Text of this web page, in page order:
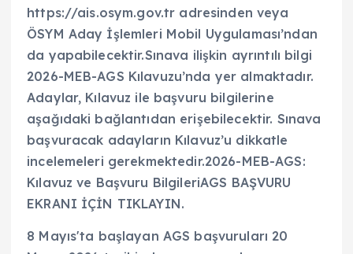
https://ais.osym.gov.tr adresinden veya
ÖSYM Aday İşlemleri Mobil Uygulaması’ndan
da yapabilecektir.Sınava ilişkin ayrıntılı bilgi
2026-MEB-AGS Kılavuzu’nda yer almaktadır.
Adaylar, Kılavuz ile başvuru bilgilerine
aşağıdaki bağlantıdan erişebilecektir. Sınava
başvuracak adayların Kılavuz’u dikkatle
incelemeleri gerekmektedir.2026-MEB-AGS:
Kılavuz ve Başvuru BilgileriAGS BAŞVURU
EKRANI İÇİN TIKLAYIN.
8 Mayıs'ta başlayan AGS başvuruları 20